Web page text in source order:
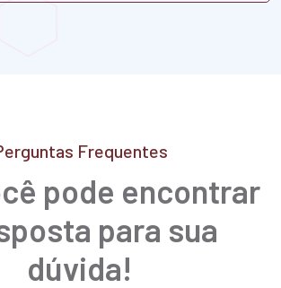
Frequentes
pode encontrar
para sua
dúvida!